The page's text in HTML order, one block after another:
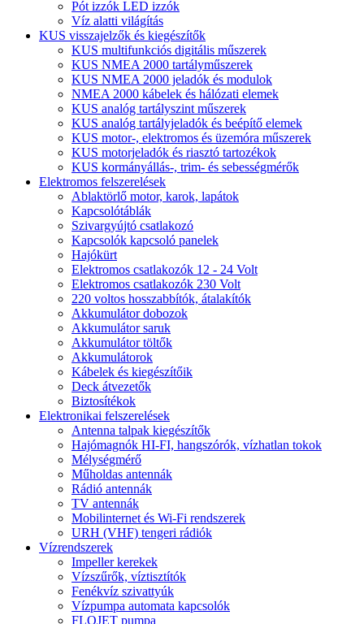
Pót izzók LED izzók
Víz alatti világítás
KUS visszajelzők és kiegészítők
KUS multifunkciós digitális műszerek
KUS NMEA 2000 tartályműszerek
KUS NMEA 2000 jeladók és modulok
NMEA 2000 kábelek és hálózati elemek
KUS analóg tartályszint műszerek
KUS analóg tartályjeladók és beépítő elemek
KUS motor-, elektromos és üzemóra műszerek
KUS motorjeladók és riasztó tartozékok
KUS kormányállás-, trim- és sebességmérők
Elektromos felszerelések
Ablaktörlő motor, karok, lapátok
Kapcsolótáblák
Szivargyújtó csatlakozó
Kapcsolók kapcsoló panelek
Hajókürt
Elektromos csatlakozók 12 - 24 Volt
Elektromos csatlakozók 230 Volt
220 voltos hosszabbítók, átalakítók
Akkumulátor dobozok
Akkumulátor saruk
Akkumulátor töltők
Akkumulátorok
Kábelek és kiegészítőik
Deck átvezetők
Biztosítékok
Elektronikai felszerelések
Antenna talpak kiegészítők
Hajómagnók HI-FI, hangszórók, vízhatlan tokok
Mélységmérő
Műholdas antennák
Rádió antennák
TV antennák
Mobilinternet és Wi-Fi rendszerek
URH (VHF) tengeri rádiók
Vízrendszerek
Impeller kerekek
Vízszűrők, víztisztítók
Fenékvíz szivattyúk
Vízpumpa automata kapcsolók
FLOJET pumpa